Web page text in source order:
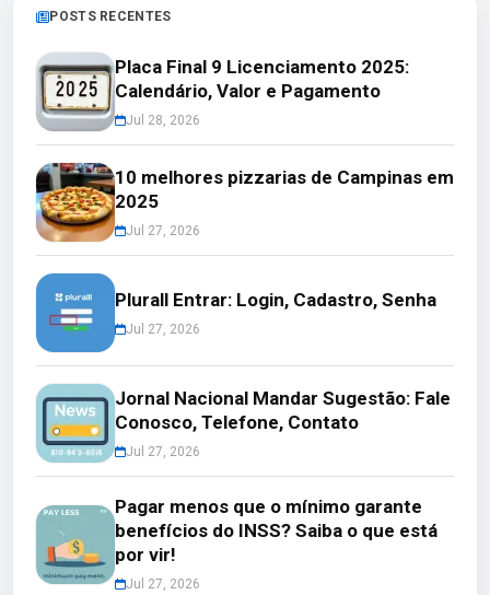
POSTS RECENTES
Placa Final 9 Licenciamento 2025:
Calendário, Valor e Pagamento
Jul 28, 2026
10 melhores pizzarias de Campinas em
2025
Jul 27, 2026
Plurall Entrar: Login, Cadastro, Senha
Jul 27, 2026
Jornal Nacional Mandar Sugestão: Fale
Conosco, Telefone, Contato
Jul 27, 2026
Pagar menos que o mínimo garante
benefícios do INSS? Saiba o que está
por vir!
Jul 27, 2026